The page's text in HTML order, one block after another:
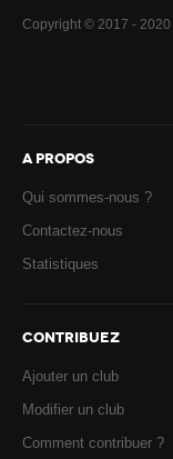
Copyright © 2017 - 2020
A PROPOS
Qui sommes-nous ?
Contactez-nous
Statistiques
CONTRIBUEZ
Ajouter un club
Modifier un club
Comment contribuer ?